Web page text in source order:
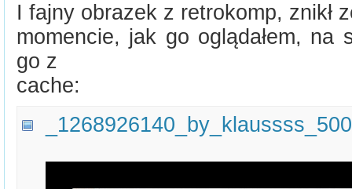
I fajny obrazek z retrokomp, znikł
momencie, jak go oglądałem, na
go z
cache: